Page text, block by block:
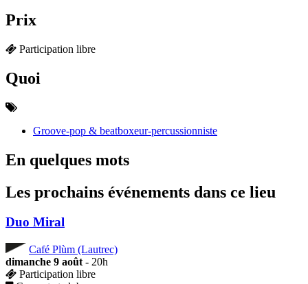
Prix
Participation libre
Quoi
Groove-pop & beatboxeur-percussionniste
En quelques mots
Les prochains événements dans ce lieu
Duo Miral
Café Plùm (Lautrec)
dimanche 9 août - 20h
Participation libre